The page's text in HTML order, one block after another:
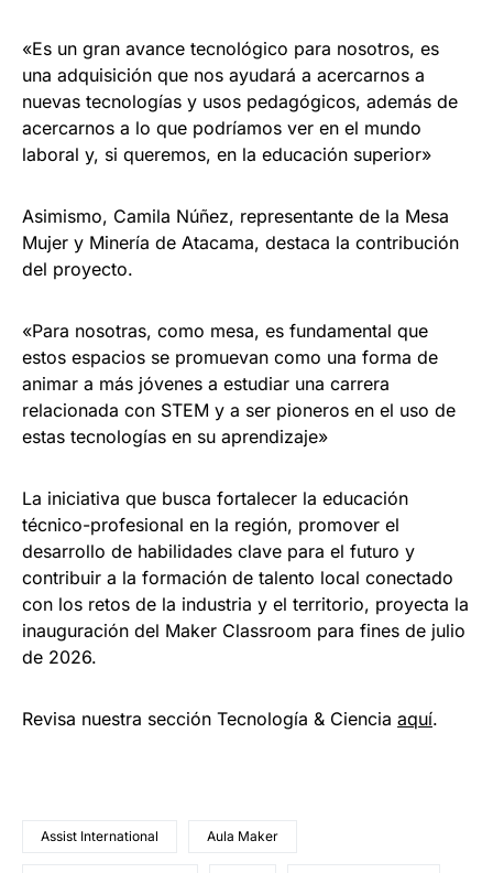
«Es un gran avance tecnológico para nosotros, es
una adquisición que nos ayudará a acercarnos a
nuevas tecnologías y usos pedagógicos, además de
acercarnos a lo que podríamos ver en el mundo
laboral y, si queremos, en la educación superior»
Asimismo, Camila Núñez, representante de la Mesa
Mujer y Minería de Atacama, destaca la contribución
del proyecto.
«Para nosotras, como mesa, es fundamental que
estos espacios se promuevan como una forma de
animar a más jóvenes a estudiar una carrera
relacionada con STEM y a ser pioneros en el uso de
estas tecnologías en su aprendizaje»
La iniciativa que busca fortalecer la educación
técnico-profesional en la región, promover el
desarrollo de habilidades clave para el futuro y
contribuir a la formación de talento local conectado
con los retos de la industria y el territorio, proyecta la
inauguración del Maker Classroom para fines de julio
de 2026.
Revisa nuestra sección Tecnología & Ciencia aquí.
Assist International Aula Maker